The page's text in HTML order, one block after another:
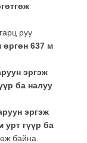
руу
өргөн 637 м
эргэж
ба налуу
эргэж
урт гүүр ба
байна.